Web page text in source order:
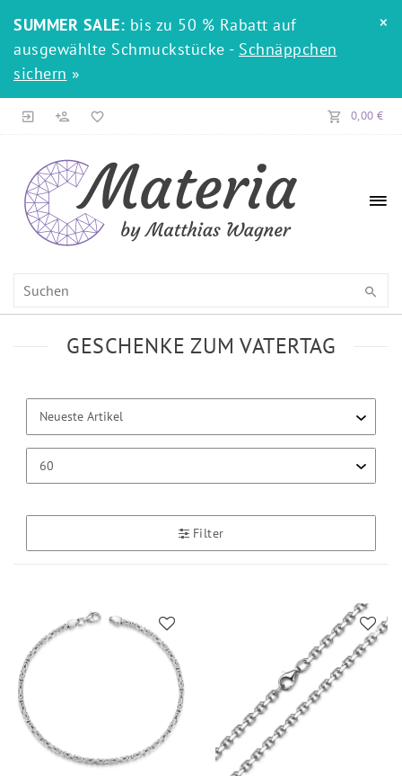
SUMMER SALE: bis zu 50 % Rabatt auf
ausgewählte Schmuckstücke - Schnäppchen
sichern »
×
0,00 €
GESCHENKE ZUM VATERTAG
Filter